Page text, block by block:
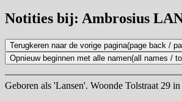
Notities bij: Ambrosius
Geboren als 'Lansen'. Woonde Tolstraat 29 in